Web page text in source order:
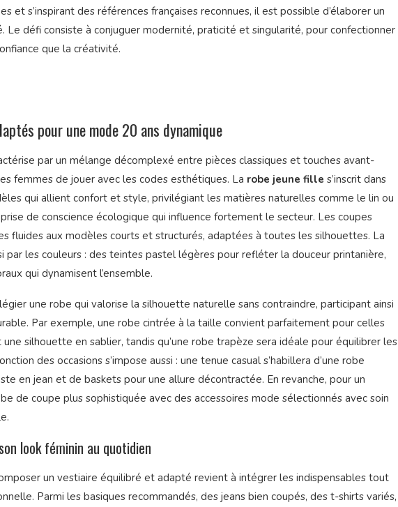
et s’inspirant des références françaises reconnues, il est possible d’élaborer un
Le défi consiste à conjuguer modernité, praticité et singularité, pour confectionner
que la créativité.
pour une mode 20 ans dynamique
par un mélange décomplexé entre pièces classiques et touches avant-
femmes de jouer avec les codes esthétiques. La robe jeune fille s’inscrit dans
qui allient confort et style, privilégiant les matières naturelles comme le lin ou
de conscience écologique qui influence fortement le secteur. Les coupes
fluides aux modèles courts et structurés, adaptées à toutes les silhouettes. La
par les couleurs : des teintes pastel légères pour refléter la douceur printanière,
qui dynamisent l’ensemble.
une robe qui valorise la silhouette naturelle sans contraindre, participant ainsi
Par exemple, une robe cintrée à la taille convient parfaitement pour celles
silhouette en sablier, tandis qu’une robe trapèze sera idéale pour équilibrer les
des occasions s’impose aussi : une tenue casual s’habillera d’une robe
en jean et de baskets pour une allure décontractée. En revanche, pour un
de coupe plus sophistiquée avec des accessoires mode sélectionnés avec soin
look féminin au quotidien
un vestiaire équilibré et adapté revient à intégrer les indispensables tout
Parmi les basiques recommandés, des jeans bien coupés, des t-shirts variés,